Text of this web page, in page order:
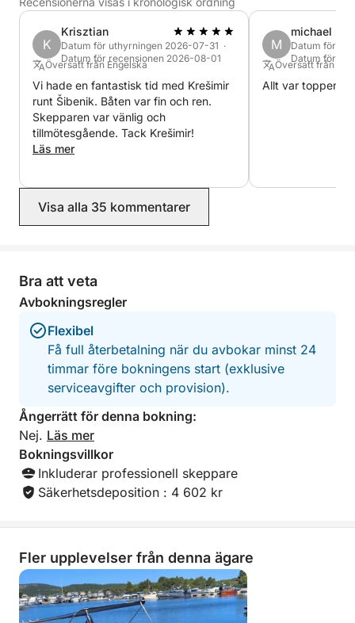
K
Krisztian
Datum för uthyrningen 2026-07-31 ·
Datum för recensionen 2026-08-01
Översatt från Engelska
Vi hade en fantastisk tid med Krešimir
runt Šibenik. Båten var fin och ren.
Skepparen var vänlig och
tillmötesgående. Tack Krešimir!
Läs mer
M
michael
Datum för
Datum för
Översatt från
Allt var toppen
Visa alla 35 kommentarer
Bra att veta
Avbokningsregler
Flexibel
Få full återbetalning när du avbokar minst 24
timmar före bokningens start (exklusive
serviceavgifter och provision).
Ångerrätt för denna bokning:
Nej. Läs mer
Bokningsvillkor
Inkluderar professionell skeppare
Säkerhetsdeposition : 4 602 kr
Fler upplevelser från denna ägare